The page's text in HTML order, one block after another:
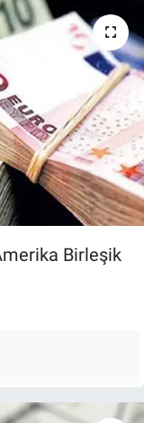
Birleşik